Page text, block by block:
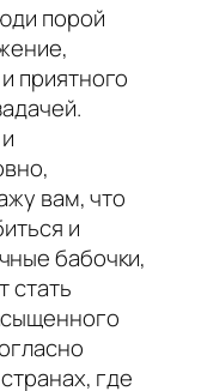
порой
приятного
вам, что
и
бабочки,
стать
где